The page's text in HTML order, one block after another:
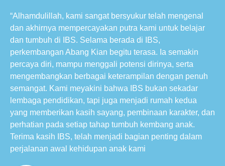
“Alhamdulillah, kami sangat bersyukur telah mengenal
dan akhirnya mempercayakan putra kami untuk belajar
dan tumbuh di IBS. Selama berada di IBS,
perkembangan Abang Kian begitu terasa. Ia semakin
percaya diri, mampu menggali potensi dirinya, serta
mengembangkan berbagai keterampilan dengan penuh
semangat. Kami meyakini bahwa IBS bukan sekadar
lembaga pendidikan, tapi juga menjadi rumah kedua
yang memberikan kasih sayang, pembinaan karakter, dan
perhatian pada setiap tahap tumbuh kembang anak.
Terima kasih IBS, telah menjadi bagian penting dalam
perjalanan awal kehidupan anak kami